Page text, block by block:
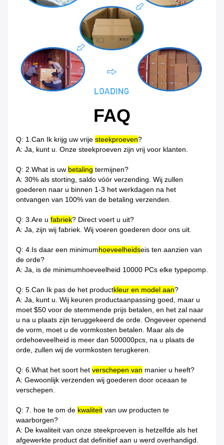
FAQ
Q: 1.Can Ik krijg uw vrije steekproeven?
A: Ja, kunt u. Onze steekproeven zijn vrij voor klanten.
Q: 2.What is uw betaling termijnen?
A: 30% als storting, saldo vóór verzending. Wij zullen
goederen naar u binnen 1-3 het werkdagen na het
ontvangen van 100% van de betaling verzenden.
Q: 3.Are u fabriek? Direct voert u uit?
A: Ja, zijn wij fabriek. Wij voeren goederen door ons uit.
Q: 4.Is daar een minimumhoeveelheidseis ten aanzien van
de orde?
A: Ja, is de minimumhoeveelheid 10000 PCs elke typepomp.
Q: 5.Can Ik pas de het productkleur en model aan?
A: Ja, kunt u. Wij keuren productaanpassing goed, maar u
moet $50 voor de stemmende prijs betalen, en het zal naar
u na u plaats zijn teruggekeerd de orde. Ongeveer openend
de vorm, moet u de vormkosten betalen. Maar als de
ordehoeveelheid is meer dan 500000pcs, na u plaats de
orde, zullen wij de vormkosten terugkeren.
Q: 6.What het soort het verschepen van manier u heeft?
A: Gewoonlijk verzenden wij goederen door oceaan te
verschepen.
Q: 7. hoe te om de kwaliteit van uw producten te
waarborgen?
A: De kwaliteit van onze steekproeven is hetzelfde als het
afgewerkte product dat definitief aan u werd overhandigd.